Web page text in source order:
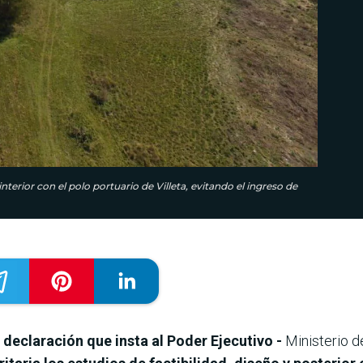
con el polo portuario de Villeta, evitando el ingreso de
que insta al Poder Ejecutivo - Ministerio